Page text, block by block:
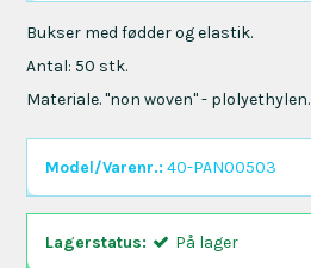
Bukser med fødder og elastik.
Antal: 50 stk.
Materiale. "non woven" - plolyethylen.
Model/Varenr.: 40-PAN00503
Lagerstatus: På lager